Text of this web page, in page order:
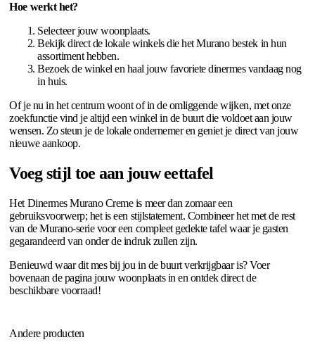
Hoe werkt het?
Selecteer jouw woonplaats.
Bekijk direct de lokale winkels die het Murano bestek in hun
assortiment hebben.
Bezoek de winkel en haal jouw favoriete dinermes vandaag nog
in huis.
Of je nu in het centrum woont of in de omliggende wijken, met onze
zoekfunctie vind je altijd een winkel in de buurt die voldoet aan jouw
wensen. Zo steun je de lokale ondernemer en geniet je direct van jouw
nieuwe aankoop.
Voeg stijl toe aan jouw eettafel
Het Dinermes Murano Creme is meer dan zomaar een
gebruiksvoorwerp; het is een stijlstatement. Combineer het met de rest
van de Murano-serie voor een compleet gedekte tafel waar je gasten
gegarandeerd van onder de indruk zullen zijn.
Benieuwd waar dit mes bij jou in de buurt verkrijgbaar is? Voer
bovenaan de pagina jouw woonplaats in en ontdek direct de
beschikbare voorraad!
Andere producten